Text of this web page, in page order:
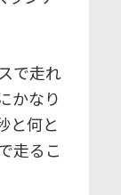
で走れ
かなり
と何と
走るこ